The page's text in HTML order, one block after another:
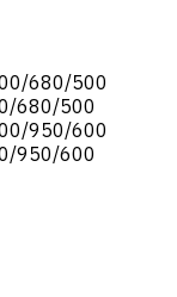
680/500
680/500
950/600
950/600